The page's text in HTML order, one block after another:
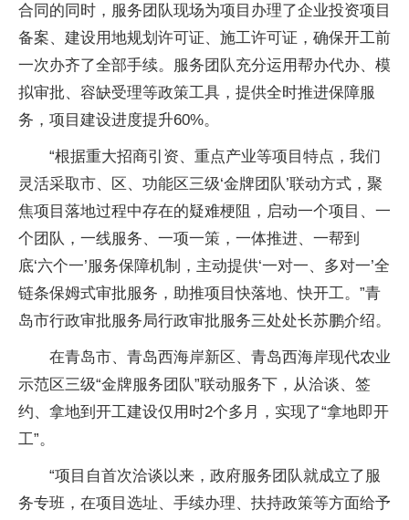
合同的同时，服务团队现场为项目办理了企业投资项目
备案、建设用地规划许可证、施工许可证，确保开工前
一次办齐了全部手续。服务团队充分运用帮办代办、模
拟审批、容缺受理等政策工具，提供全时推进保障服
务，项目建设进度提升60%。
“根据重大招商引资、重点产业等项目特点，我们
灵活采取市、区、功能区三级‘金牌团队’联动方式，聚
焦项目落地过程中存在的疑难梗阻，启动一个项目、一
个团队，一线服务、一项一策，一体推进、一帮到
底‘六个一’服务保障机制，主动提供‘一对一、多对一’全
链条保姆式审批服务，助推项目快落地、快开工。”青
岛市行政审批服务局行政审批服务三处处长苏鹏介绍。
在青岛市、青岛西海岸新区、青岛西海岸现代农业
示范区三级“金牌服务团队”联动服务下，从洽谈、签
约、拿地到开工建设仅用时2个多月，实现了“拿地即开
工”。
“项目自首次洽谈以来，政府服务团队就成立了服
务专班，在项目选址、手续办理、扶持政策等方面给予